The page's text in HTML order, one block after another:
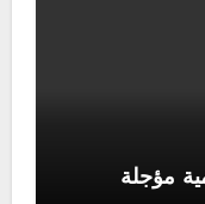
مؤجلة